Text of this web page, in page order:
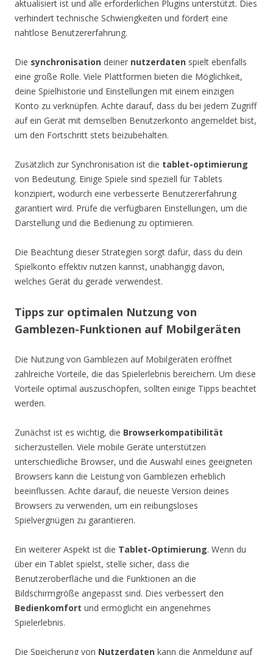
aktualisiert ist und alle erforderlichen Plugins unterstützt. Dies
verhindert technische Schwierigkeiten und fördert eine
nahtlose Benutzererfahrung.
Die synchronisation deiner nutzerdaten spielt ebenfalls
eine große Rolle. Viele Plattformen bieten die Möglichkeit,
deine Spielhistorie und Einstellungen mit einem einzigen
Konto zu verknüpfen. Achte darauf, dass du bei jedem Zugriff
auf ein Gerät mit demselben Benutzerkonto angemeldet bist,
um den Fortschritt stets beizubehalten.
Zusätzlich zur Synchronisation ist die tablet-optimierung
von Bedeutung. Einige Spiele sind speziell für Tablets
konzipiert, wodurch eine verbesserte Benutzererfahrung
garantiert wird. Prüfe die verfügbaren Einstellungen, um die
Darstellung und die Bedienung zu optimieren.
Die Beachtung dieser Strategien sorgt dafür, dass du dein
Spielkonto effektiv nutzen kannst, unabhängig davon,
welches Gerät du gerade verwendest.
Tipps zur optimalen Nutzung von
Gamblezen-Funktionen auf Mobilgeräten
Die Nutzung von Gamblezen auf Mobilgeräten eröffnet
zahlreiche Vorteile, die das Spielerlebnis bereichern. Um diese
Vorteile optimal auszuschöpfen, sollten einige Tipps beachtet
werden.
Zunächst ist es wichtig, die Browserkompatibilität
sicherzustellen. Viele mobile Geräte unterstützen
unterschiedliche Browser, und die Auswahl eines geeigneten
Browsers kann die Leistung von Gamblezen erheblich
beeinflussen. Achte darauf, die neueste Version deines
Browsers zu verwenden, um ein reibungsloses
Spielvergnügen zu garantieren.
Ein weiterer Aspekt ist die Tablet-Optimierung. Wenn du
über ein Tablet spielst, stelle sicher, dass die
Benutzeroberfläche und die Funktionen an die
Bildschirmgröße angepasst sind. Dies verbessert den
Bedienkomfort und ermöglicht ein angenehmes
Spielerlebnis.
Die Speicherung von Nutzerdaten kann die Anmeldung auf